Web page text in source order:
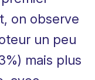
on observe
un peu
mais plus